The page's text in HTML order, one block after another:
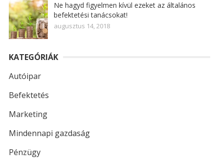
Ne hagyd figyelmen kívül ezeket az általános
befektetési tanácsokat!
augusztus 14, 2018
KATEGÓRIÁK
Autóipar
Befektetés
Marketing
Mindennapi gazdaság
Pénzügy